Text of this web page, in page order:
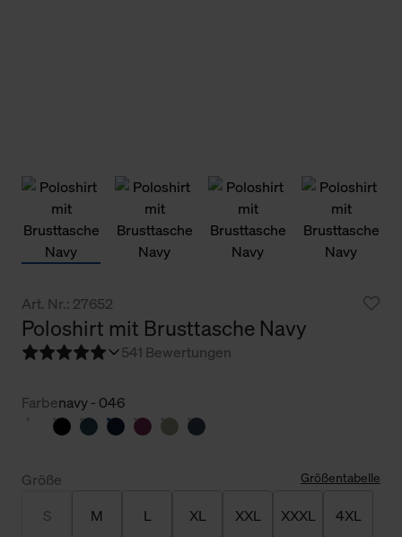
Art. Nr.: 27652
Poloshirt mit Brusttasche Navy
541 Bewertungen
Farbenavy - 046
Größe Größentabelle
S M L XL XXL XXXL 4XL